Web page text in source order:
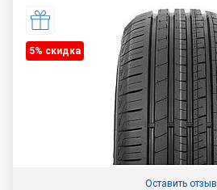
5% cкидка
Оставить отзыв